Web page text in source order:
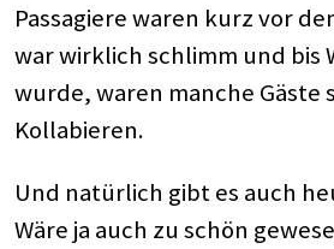
Passagiere waren kurz vor
war wirklich schlimm und bis
wurde, waren manche Gäste
Kollabieren.
Und natürlich gibt es auch
Wäre ja auch zu schön